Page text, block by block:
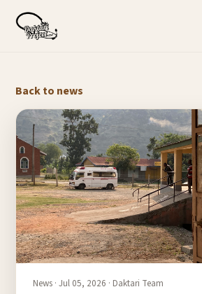
Back to news
News ·Jul 05, 2026 · Daktari Team